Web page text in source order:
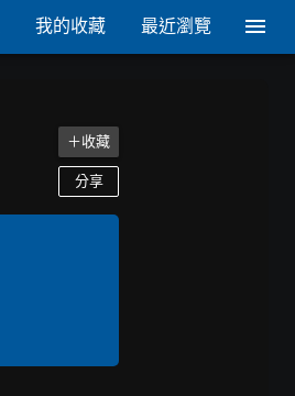
我的收藏 最近瀏覽
＋收藏
分享